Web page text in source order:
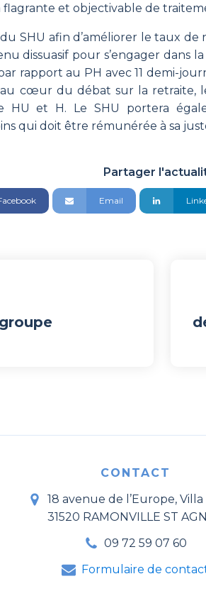
et objectivable de
SHU afin d’améliorer le taux
dissuasif pour s’engager dans
rapport au PH avec 11 demi-
cœur du débat sur la
et H. Le SHU portera
qui doit être rémunérée à sa
Partager
Email
CONTACT
18 avenue de l’Europe, Villa
31520 RAMONVILLE ST
09 72 59 07 60
Formulaire de